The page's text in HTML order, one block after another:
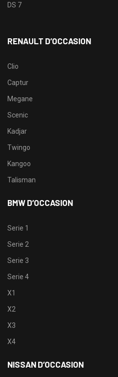
DS 7
RENAULT D’OCCASION
Clio
Captur
Megane
Scenic
Kadjar
Twingo
Kangoo
Talisman
BMW D’OCCASION
Serie 1
Serie 2
Serie 3
Serie 4
X1
X2
X3
X4
NISSAN D’OCCASION